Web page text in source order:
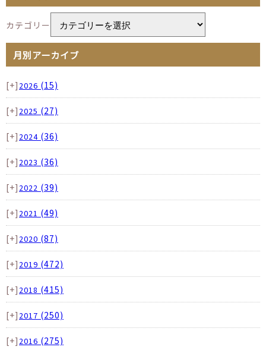
カテゴリー
月別アーカイブ
[+] 2026 (15)
[+] 2025 (27)
[+] 2024 (36)
[+] 2023 (36)
[+] 2022 (39)
[+] 2021 (49)
[+] 2020 (87)
[+] 2019 (472)
[+] 2018 (415)
[+] 2017 (250)
[+] 2016 (275)